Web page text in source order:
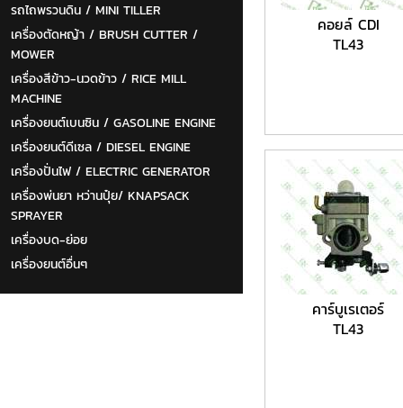
รถไถพรวนดิน / MINI TILLER
เครื่องตัดหญ้า / BRUSH CUTTER /
MOWER
เครื่องสีข้าว-นวดข้าว / RICE MILL
MACHINE
เครื่องยนต์เบนซิน / GASOLINE ENGINE
เครื่องยนต์ดีเซล / DIESEL ENGINE
เครื่องปั่นไฟ / ELECTRIC GENERATOR
เครื่องพ่นยา หว่านปุ๋ย/ KNAPSACK
SPRAYER
เครื่องบด-ย่อย
เครื่องยนต์อื่นๆ
คอยล์ CDI
TL43
คาร์บูเรเตอร์
TL43